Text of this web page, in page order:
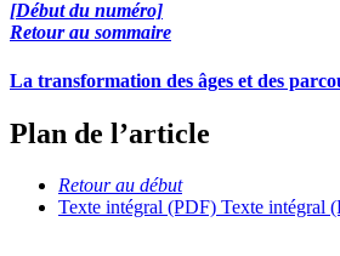
[Début du numéro]
Retour au sommaire
La transformation des âges et des
Plan de l’article
Retour au début
Texte intégral (PDF) Texte intégral